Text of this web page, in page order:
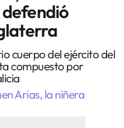
cuerpo del ejército del
compuesto por
Arias, la niñera